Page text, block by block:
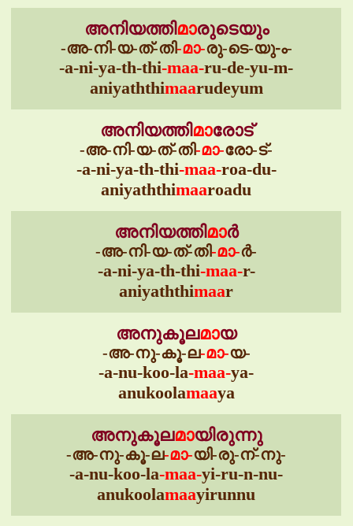
അനിയത്തിമാരുടെയും
-അ-നി-യ-ത്-തി-മാ-രു-ടെ-യു-ം-
-a-ni-ya-th-thi-maa-ru-de-yu-m-
aniyaththimaarudeyum
അനിയത്തിമാരോട്
-അ-നി-യ-ത്-തി-മാ-രോ-ട്-
-a-ni-ya-th-thi-maa-roa-du-
aniyaththimaaroadu
അനിയത്തിമാർ
-അ-നി-യ-ത്-തി-മാ-ർ-
-a-ni-ya-th-thi-maa-r-
aniyaththimaar
അനുകൂലമായ
-അ-നു-കൂ-ല-മാ-യ-
-a-nu-koo-la-maa-ya-
anukoolamaaya
അനുകൂലമായിരുന്നു
-അ-നു-കൂ-ല-മാ-യി-രു-ന്-നു-
-a-nu-koo-la-maa-yi-ru-n-nu-
anukoolamaayirunnu